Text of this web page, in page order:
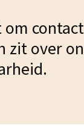
zit over